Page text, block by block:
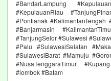
#BandarLampung
#KepulauanRiau
#Pontianak #KalimantanTengah
#Banjarmasin
#TanjungSelor #Sulawesi
#Palu #SulawesiSelatan
#SulawesiBarat #Mamuju
#NusaTenggaraTimur
#lombok #Batam